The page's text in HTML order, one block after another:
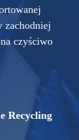
zachodniej
czyściwo
Recycling